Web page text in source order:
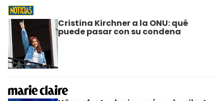
Cristina Kirchner a la ONU: qué
puede pasar con su condena